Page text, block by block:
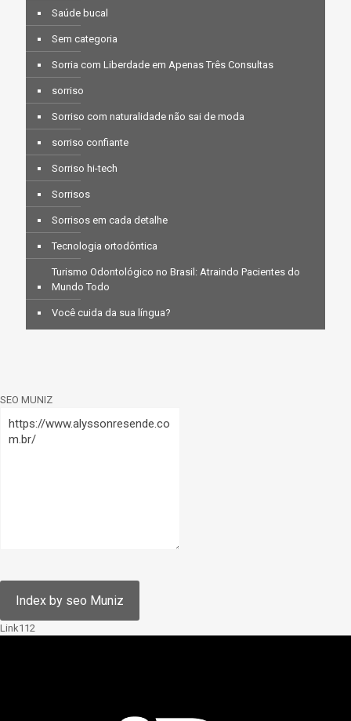
Saúde bucal
Sem categoria
Sorria com Liberdade em Apenas Três Consultas
sorriso
Sorriso com naturalidade não sai de moda
sorriso confiante
Sorriso hi-tech
Sorrisos
Sorrisos em cada detalhe
Tecnologia ortodôntica
Turismo Odontológico no Brasil: Atraindo Pacientes do
Mundo Todo
Você cuida da sua língua?
SEO MUNIZ
Link112